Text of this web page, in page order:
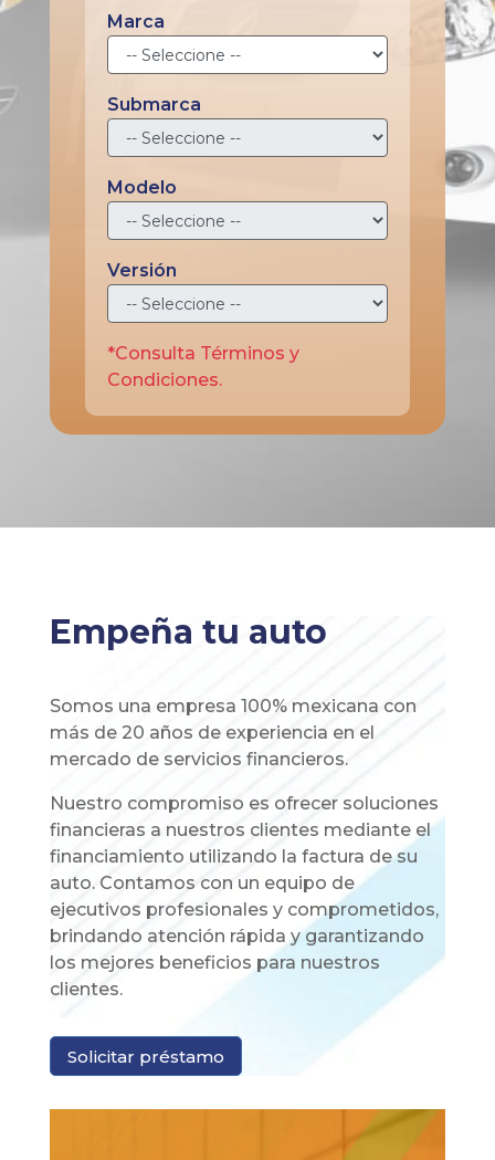
Marca
Submarca
Modelo
Versión
*Consulta Términos y
Condiciones.
Empeña tu auto
Somos una empresa 100% mexicana con
más de 20 años de experiencia en el
mercado de servicios financieros.
Nuestro compromiso es ofrecer soluciones
financieras a nuestros clientes mediante el
financiamiento utilizando la factura de su
auto. Contamos con un equipo de
ejecutivos profesionales y comprometidos,
brindando atención rápida y garantizando
los mejores beneficios para nuestros
clientes.
Solicitar préstamo